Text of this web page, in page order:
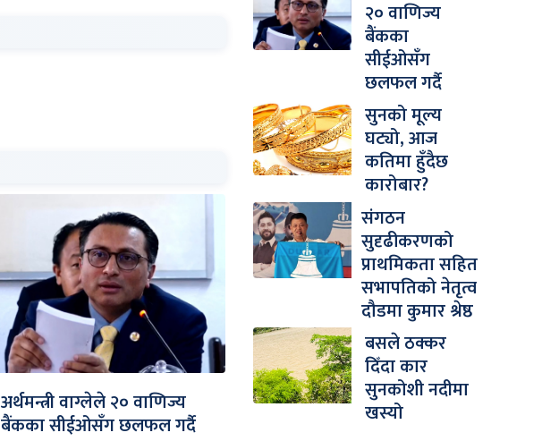
अर्थमन्त्री वाग्लेले २० वाणिज्य
बैंकका सीईओसँग छलफल गर्दै
२० वाणिज्य
बैंकका
सीईओसँग
छलफल गर्दै
सुनको मूल्य
घट्यो, आज
कतिमा हुँदैछ
कारोबार?
संगठन
सुदृढीकरणको
प्राथमिकता सहित
सभापतिको नेतृत्व
दौडमा कुमार श्रेष्ठ
बसले ठक्कर
दिँदा कार
सुनकोशी नदीमा
खस्यो